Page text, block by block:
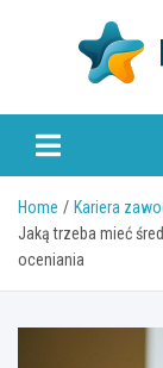
Home
Kariera
Jaką trzeba mieć
oceniania